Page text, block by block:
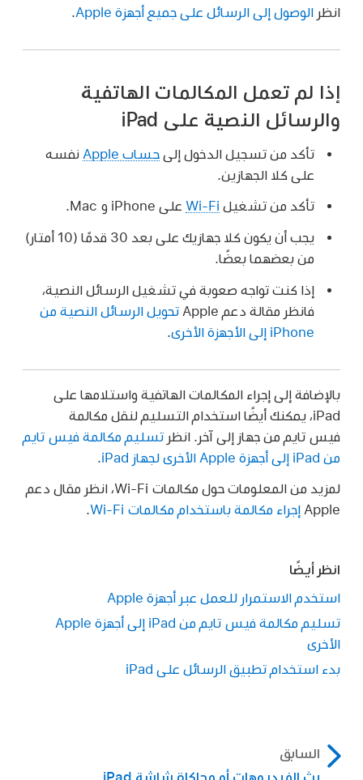
انظر الوصول إلى الرسائل على جميع أجهزة Apple
إذا لم تعمل المكالمات الهاتفية
والرسائل النصية على iPad
تأكد من تسجيل الدخول إلىحساب Apple
نفسه
على كلا الجهازين.
تأكد من تشغيل Wi-Fi على iPhone و Mac.
يجب أن يكون كلا جهازيك على بعد 30 قدمًا (10 أمتار)
من بعضهما بعضًا.
إذا كنت تواجه صعوبة في تشغيل الرسائل النصية،
فانظر مقالة دعم Apple
تحويل الرسائل النصية من
iPhone إلى الأجهزة الأخرى
بالإضافة إلى إجراء المكالمات الهاتفية واستلامها على
iPad، يمكنك أيضًا استخدام التسليم لنقل مكالمة
فيس تايم من جهاز إلى آخر. انظر تسليم مكالمة فيس تايم
من iPad إلى أجهزة Apple الأخرى لجهاز iPad
لمزيد من المعلومات حول مكالمات Wi-Fi، انظر مقال دعم
Apple إجراء مكالمة باستخدام مكالمات Wi-Fi
انظر أيضًا
استخدم الاستمرار للعمل عبر أجهزة Apple
تسليم مكالمة فيس تايم من iPad إلى أجهزة Apple
الأخرى
بدء استخدام تطبيق الرسائل على iPad
السابق
بث الفيديوهات أو محاكاة شاشة iPad